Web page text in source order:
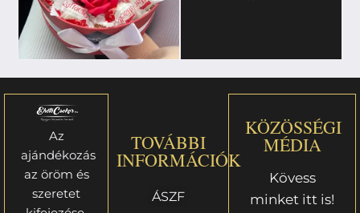
Az
ajándékozás
az öröm és
szeretet
TOVÁBBI
INFORMÁCIÓK
ÁSZF
KÖZÖSSÉGI
MÉDIA
Kövess
minket itt is!